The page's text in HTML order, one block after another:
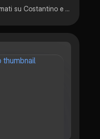
appunti presi in classe e sistemati su Costantino e le sue riforme